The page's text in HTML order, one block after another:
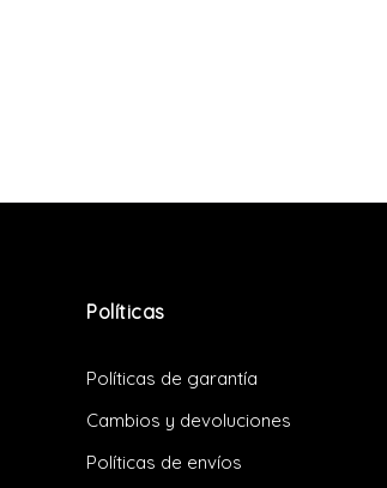
Políticas
Políticas de garantía
Cambios y devoluciones
Políticas de envíos